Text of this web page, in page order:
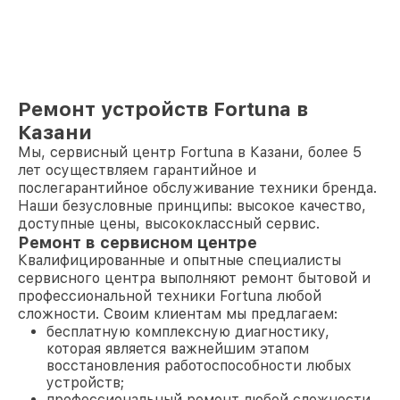
Ремонт устройств Fortuna в
Казани
Мы, сервисный центр Fortuna в Казани, более 5
лет осуществляем гарантийное и
послегарантийное обслуживание техники бренда.
Наши безусловные принципы: высокое качество,
доступные цены, высококлассный сервис.
Ремонт в сервисном центре
Квалифицированные и опытные специалисты
сервисного центра выполняют ремонт бытовой и
профессиональной техники Fortuna любой
сложности. Своим клиентам мы предлагаем:
бесплатную комплексную диагностику,
которая является важнейшим этапом
восстановления работоспособности любых
устройств;